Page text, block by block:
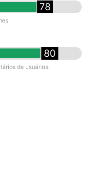
78
80
de usuários.